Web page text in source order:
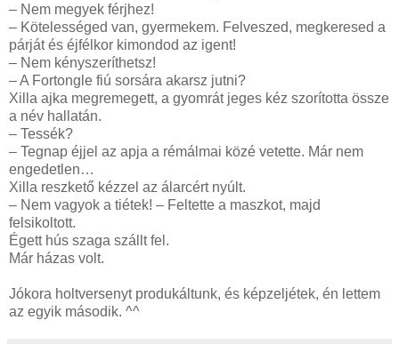
– Nem megyek férjhez!
– Kötelességed van, gyermekem. Felveszed, megkeresed a
párját és éjfélkor kimondod az igent!
– Nem kényszeríthetsz!
– A Fortongle fiú sorsára akarsz jutni?
Xilla ajka megremegett, a gyomrát jeges kéz szorította össze
a név hallatán.
– Tessék?
– Tegnap éjjel az apja a rémálmai közé vetette. Már nem
engedetlen…
Xilla reszkető kézzel az álarcért nyúlt.
– Nem vagyok a tiétek! – Feltette a maszkot, majd
felsikoltott.
Égett hús szaga szállt fel.
Már házas volt.
Jókora holtversenyt produkáltunk, és képzeljétek, én lettem
az egyik második. ^^